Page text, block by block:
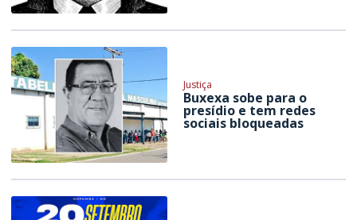
Justiça
Buxexa sobe para o
presídio e tem redes
sociais bloqueadas